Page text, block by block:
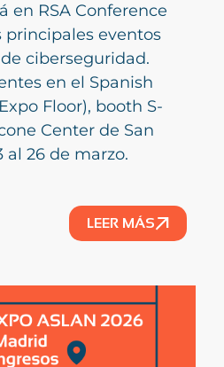
en RSA Conference
principales eventos
ciberseguridad.
en el Spanish
Floor), booth S-
Center de San
al 26 de marzo.
LEER MÁS